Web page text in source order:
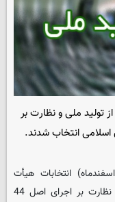
تولید ملی و نظارت بر
به گزارش ایسکانیوز، امروز (سه شنبه 24 اسفندماه) انتخابات هیأت
رئیسه کمیسیون ویژه حمایت از تولید ملی و نظارت بر اجرای اصل 44